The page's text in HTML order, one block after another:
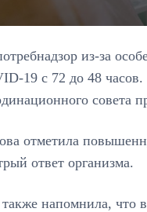
из-за
19 с 72 до 48
совета
отметила
ответ организма.
напомнила, что